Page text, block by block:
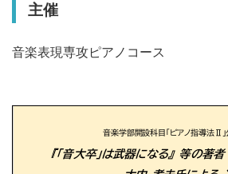
主催
音楽表現専攻ピアノコース